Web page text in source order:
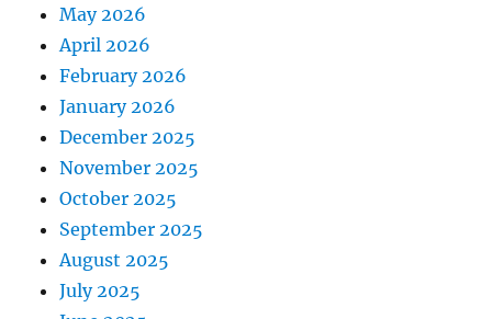
May 2026
April 2026
February 2026
January 2026
December 2025
November 2025
October 2025
September 2025
August 2025
July 2025